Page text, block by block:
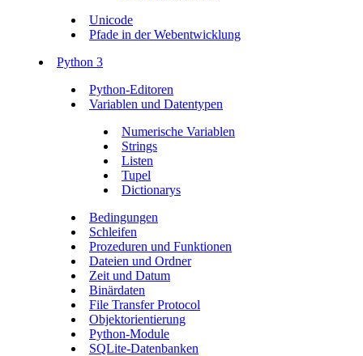
Unicode
Pfade in der Webentwicklung
Python 3
Python-Editoren
Variablen und Datentypen
Numerische Variablen
Strings
Listen
Tupel
Dictionarys
Bedingungen
Schleifen
Prozeduren und Funktionen
Dateien und Ordner
Zeit und Datum
Binärdaten
File Transfer Protocol
Objektorientierung
Python-Module
SQLite-Datenbanken